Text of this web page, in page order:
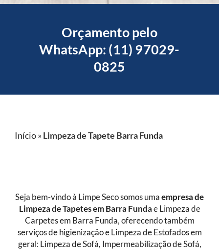
Orçamento pelo
WhatsApp: (11) 97029-
0825
Início» Limpeza de Tapete Barra Funda
Seja bem-vindo à Limpe Seco somos uma empresa de
Limpeza de Tapetesem Barra Funda e Limpeza de
Carpetes em Barra Funda, oferecendo também
serviços de higienização e Limpeza de Estofados em
geral: Limpeza de Sofá, Impermeabilização de Sofá,